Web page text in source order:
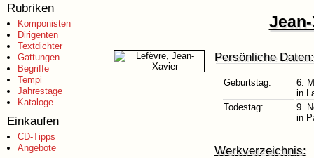
Rubriken
Komponisten
Dirigenten
Textdichter
Gattungen
Begriffe
Tempi
Jahrestage
Kataloge
Einkaufen
CD-Tipps
Angebote
Persönliche Daten:
Geburtstag:
6.
in
Todestag:
9.
in
Werkverzeichnis: